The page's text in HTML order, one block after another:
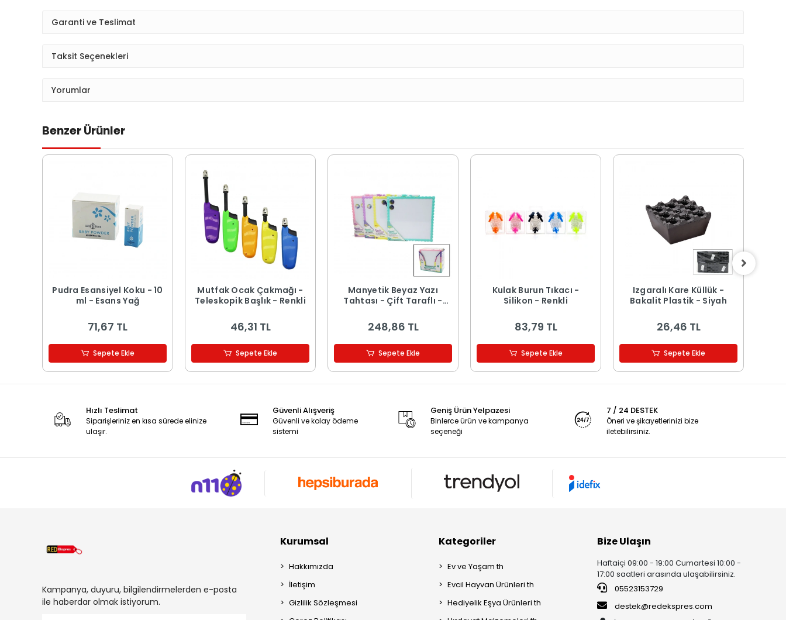
Garanti ve Teslimat
Taksit Seçenekleri
Yorumlar
Benzer Ürünler
Pudra Esansiyel Koku - 10
ml - Esans Yağ
71,67 TL
Sepete Ekle
Mutfak Ocak Çakmağı -
Teleskopik Başlık - Renkli
46,31 TL
Sepete Ekle
Manyetik Beyaz Yazı
Tahtası - Çift Taraflı -
248,86 TL
Sepete Ekle
Kulak Burun Tıkacı -
Silikon - Renkli
83,79 TL
Sepete Ekle
Izgaralı Kare Küllük -
Bakalit Plastik - Siyah
26,46 TL
Sepete Ekle
Hızlı Teslimat
Siparişleriniz en kısa sürede elinize
ulaşır.
Güvenli Alışveriş
Güvenli ve kolay ödeme
sistemi
Geniş Ürün Yelpazesi
Binlerce ürün ve kampanya
seçeneği
7 / 24 DESTEK
Öneri ve şikayetlerinizi bize
iletebilirsiniz.
Kampanya, duyuru, bilgilendirmelerden e-posta
ile haberdar olmak istiyorum.
Kurumsal
Hakkımızda
İletişim
Gizlilik Sözleşmesi
Kategoriler
Ev ve Yaşam th
Evcil Hayvan Ürünleri th
Hediyelik Eşya Ürünleri th
Bize Ulaşın
Haftaiçi 09:00 - 19:00 Cumartesi 10:00 -
17:00 saatleri arasında ulaşabilirsiniz.
05523153729
destek@redekspres.com